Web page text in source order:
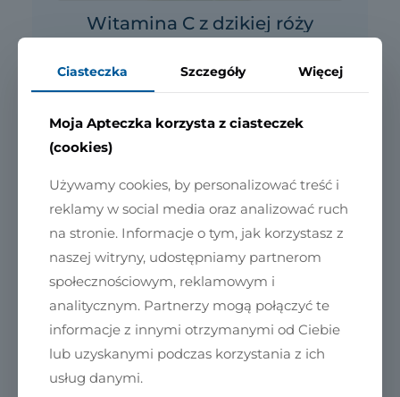
Witamina C z dzikiej róży
ZOBACZ W SKLEPIE
Ciasteczka Szczegóły Więcej
Moja Apteczka korzysta z ciasteczek
(cookies)
Używamy cookies, by personalizować treść i
reklamy w social media oraz analizować ruch
na stronie. Informacje o tym, jak korzystasz z
naszej witryny, udostępniamy partnerom
społecznościowym, reklamowym i
analitycznym. Partnerzy mogą połączyć te
informacje z innymi otrzymanymi od Ciebie
lub uzyskanymi podczas korzystania z ich
usług danymi.